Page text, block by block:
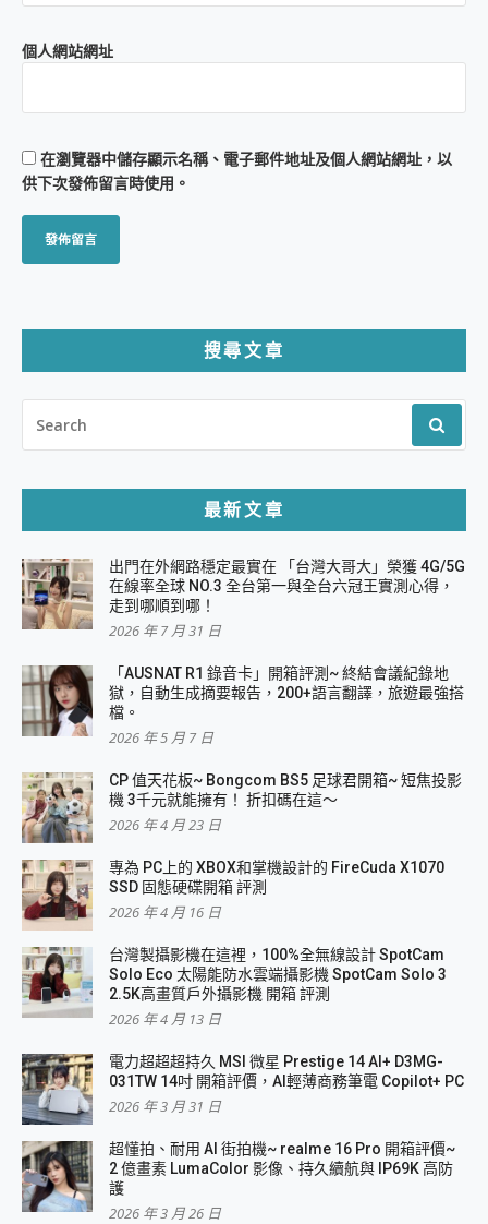
個人網站網址
在瀏覽器中儲存顯示名稱、電子郵件地址及個人網站網址，以
供下次發佈留言時使用。
搜尋文章
FOR:
最新文章
出門在外網路穩定最實在 「台灣大哥大」榮獲 4G/5G
在線率全球 NO.3 全台第一與全台六冠王實測心得，
走到哪順到哪！
2026 年 7 月 31 日
「AUSNAT R1 錄音卡」開箱評測~ 終結會議紀錄地
獄，自動生成摘要報告，200+語言翻譯，旅遊最強搭
檔。
2026 年 5 月 7 日
CP 值天花板~ Bongcom BS5 足球君開箱~ 短焦投影
機 3千元就能擁有！ 折扣碼在這～
2026 年 4 月 23 日
專為 PC上的 XBOX和掌機設計的 FireCuda X1070
SSD 固態硬碟開箱 評測
2026 年 4 月 16 日
台灣製攝影機在這裡，100%全無線設計 SpotCam
Solo Eco 太陽能防水雲端攝影機 SpotCam Solo 3
2.5K高畫質戶外攝影機 開箱 評測
2026 年 4 月 13 日
電力超超超持久 MSI 微星 Prestige 14 AI+ D3MG-
031TW 14吋 開箱評價，AI輕薄商務筆電 Copilot+ PC
2026 年 3 月 31 日
超懂拍、耐用 AI 街拍機~ realme 16 Pro 開箱評價~
2 億畫素 LumaColor 影像、持久續航與 IP69K 高防
護
2026 年 3 月 26 日